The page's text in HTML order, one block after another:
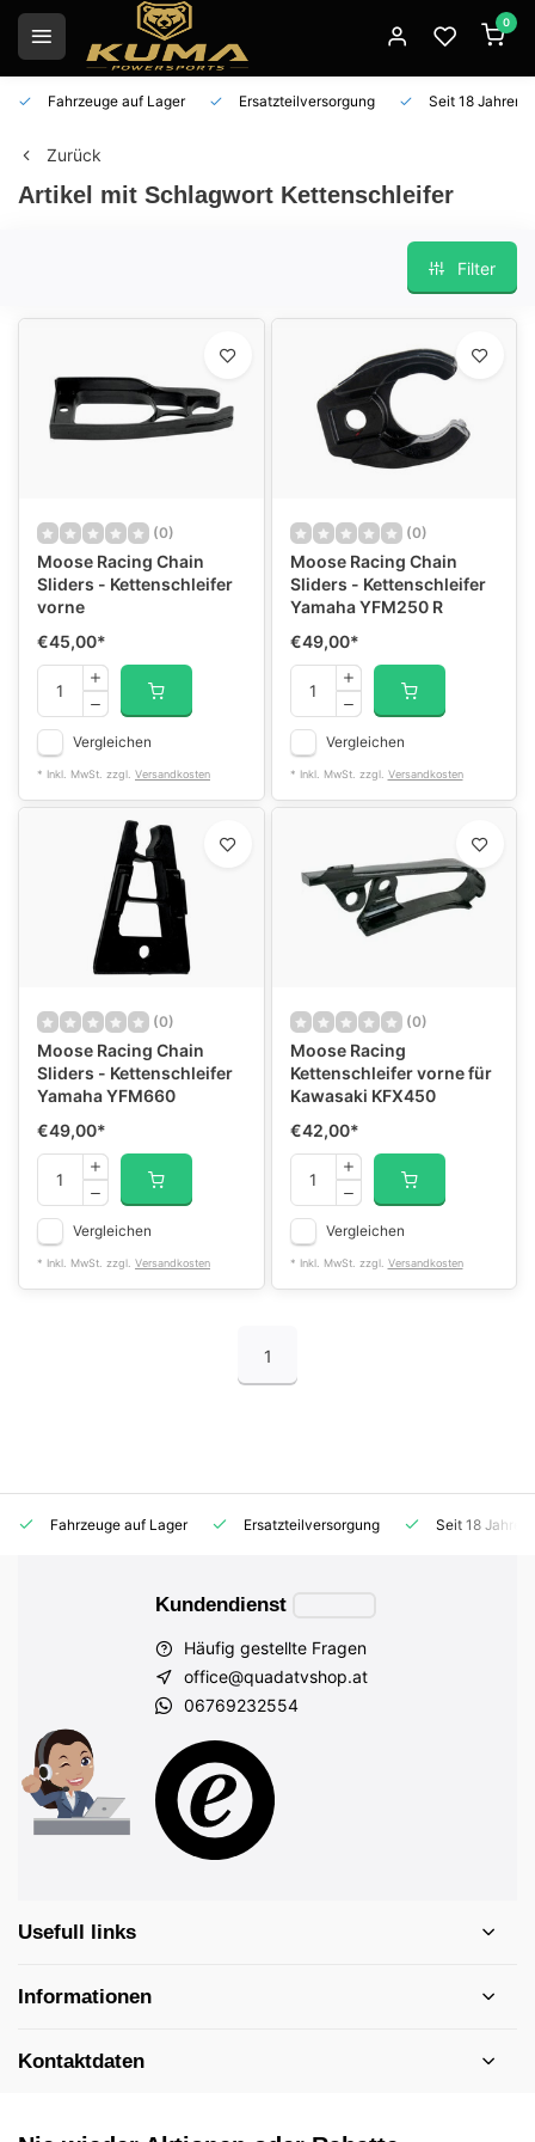
0
Fahrzeuge auf Lager Ersatzteilversorgung Seit 18 Jahren
Zurück
Artikel mit Schlagwort Kettenschleifer
Filter
(0)
Moose Racing Chain
Sliders - Kettenschleifer
vorne
€45,00*
Vergleichen
* Inkl. MwSt. zzgl. Versandkosten
(0)
Moose Racing Chain
Sliders - Kettenschleifer
Yamaha YFM250 R
€49,00*
Vergleichen
* Inkl. MwSt. zzgl. Versandkosten
(0)
Moose Racing Chain
Sliders - Kettenschleifer
Yamaha YFM660
€49,00*
Vergleichen
* Inkl. MwSt. zzgl. Versandkosten
(0)
Moose Racing
Kettenschleifer vorne für
Kawasaki KFX450
€42,00*
Vergleichen
* Inkl. MwSt. zzgl. Versandkosten
1
Fahrzeuge auf Lager Ersatzteilversorgung Seit 18
Kundendienst
Häufig gestellte Fragen
office@quadatvshop.at
06769232554
Usefull links
Informationen
Kontaktdaten